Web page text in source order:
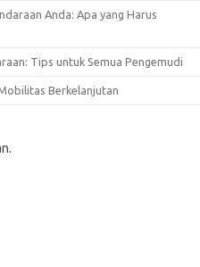
Anda: Apa yang Harus
Tips untuk Semua Pengemudi
Berkelanjutan